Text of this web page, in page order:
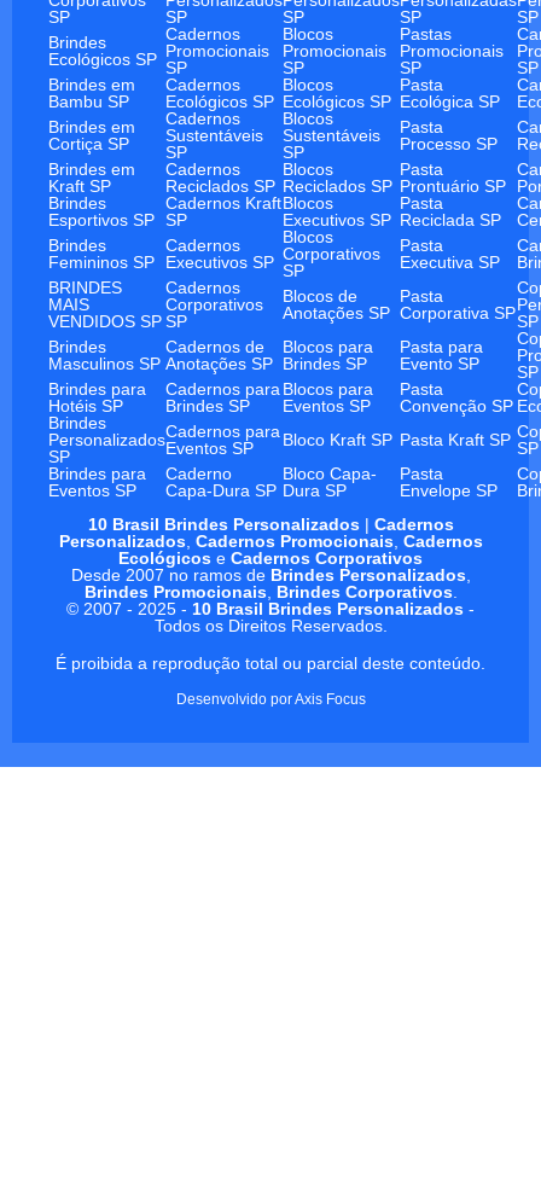
SP
SP
SP
SP
SP
Brindes
Ecológicos SP
Cadernos
Promocionais
SP
Blocos
Promocionais
SP
Pastas
Promocionais
SP
SP
Brindes em
Bambu SP
Cadernos
Ecológicos SP
Blocos
Ecológicos SP
Pasta
Ecológica SP
Brindes em
Cortiça SP
Cadernos
Sustentáveis
SP
Blocos
Sustentáveis
SP
Pasta
Processo SP
Brindes em
Kraft SP
Cadernos
Reciclados SP
Blocos
Reciclados SP
Pasta
Prontuário SP
Brindes
Esportivos SP
Cadernos Kraft
SP
Blocos
Executivos SP
Pasta
Reciclada SP
Brindes
Femininos SP
Cadernos
Executivos SP
Blocos
Corporativos
SP
Pasta
Executiva SP
BRINDES
MAIS
VENDIDOS SP
Cadernos
Corporativos
SP
Blocos de
Anotações SP
Pasta
Corporativa SPSP
Brindes
Masculinos SP
Cadernos de
Anotações SP
Blocos para
Brindes SP
Pasta para
Evento SP
SP
Brindes para
Hotéis SP
Cadernos para
Brindes SP
Blocos para
Eventos SP
Pasta
Convenção SP
Brindes
Personalizados
SP
Cadernos para
Eventos SP
Bloco Kraft SP Pasta Kraft SP SP
Brindes para
Eventos SP
Caderno
Capa-Dura SP
Bloco Capa-
Dura SP
Pasta
Envelope SP
10 Brasil Brindes Personalizados| Cadernos
Personalizados, Cadernos Promocionais, Cadernos
Ecológicos e Cadernos Corporativos
Desde 2007 no ramos de Brindes Personalizados,
Brindes Promocionais, Brindes Corporativos.
© 2007 - 2025 - 10 Brasil Brindes Personalizados -
Todos os Direitos Reservados.
É proibida a reprodução total ou parcial deste conteúdo.
Desenvolvido porAxis Focus